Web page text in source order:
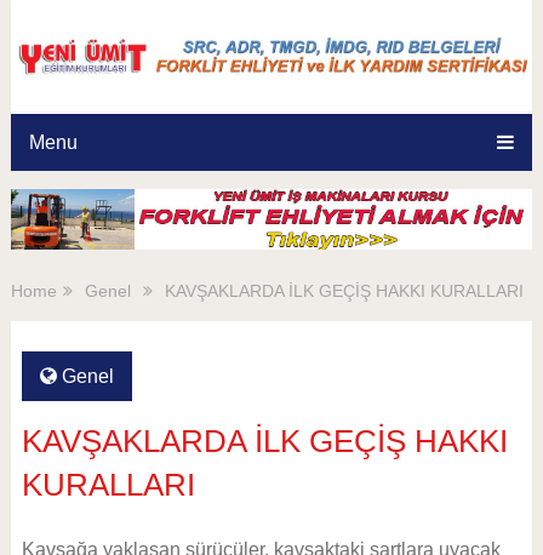
Menu
Home Genel KAVŞAKLARDA İLK GEÇİŞ HAKKI KURALLARI
Genel
KAVŞAKLARDA İLK GEÇİŞ HAKKI
KURALLARI
Kavşağa yaklaşan sürücüler, kavşaktaki şartlara uyacak